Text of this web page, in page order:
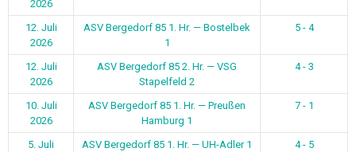
2026
12. Juli
2026
ASV Bergedorf 85 1. Hr. — Bostelbek
1
5 - 4
12. Juli
2026
ASV Bergedorf 85 2. Hr. — VSG
Stapelfeld 2
4 - 3
10. Juli
2026
ASV Bergedorf 85 1. Hr. — Preußen
Hamburg 1
7 - 1
5. Juli
ASV Bergedorf 85 1. Hr. — UH-Adler 1 4 - 5